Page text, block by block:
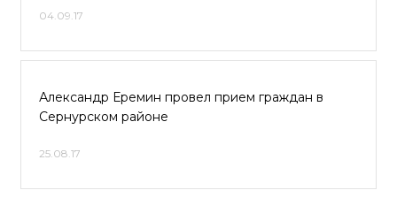
04.09.17
Александр Еремин провел прием граждан в
Сернурском районе
25.08.17